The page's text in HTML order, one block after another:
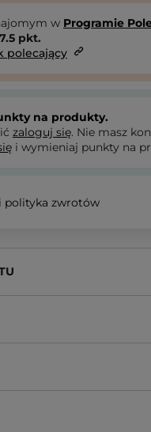
w Programie
pkt.
polecający
na produkty.
zaloguj się. Nie masz
i wymieniaj punkty na
polityka zwrotów